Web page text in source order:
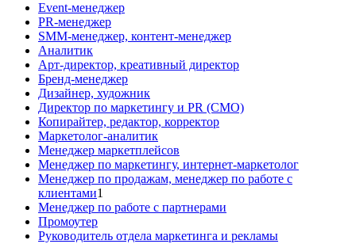
Event-менеджер
PR-менеджер
SMM-менеджер, контент-менеджер
Аналитик
Арт-директор, креативный директор
Бренд-менеджер
Дизайнер, художник
Директор по маркетингу и PR (CMO)
Копирайтер, редактор, корректор
Маркетолог-аналитик
Менеджер маркетплейсов
Менеджер по маркетингу, интернет-маркетолог
Менеджер по продажам, менеджер по работе с
клиентами1
Менеджер по работе с партнерами
Промоутер
Руководитель отдела маркетинга и рекламы